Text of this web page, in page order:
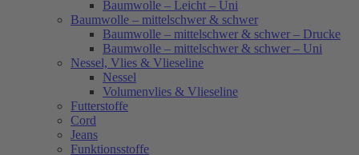
Baumwolle – Leicht – Uni
Baumwolle – mittelschwer & schwer
Baumwolle – mittelschwer & schwer – Drucke
Baumwolle – mittelschwer & schwer – Uni
Nessel, Vlies & Vlieseline
Nessel
Volumenvlies & Vlieseline
Futterstoffe
Cord
Jeans
Funktionsstoffe